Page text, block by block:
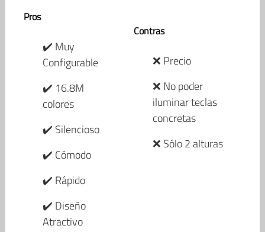
Pros
✔️ Muy
Configurable
✔️ 16.8M
colores
✔️ Silencioso
✔️ Cómodo
✔️ Rápido
✔️ Diseño
Atractivo
Contras
❌ Precio
❌ No poder
iluminar teclas
concretas
❌ Sólo 2 alturas